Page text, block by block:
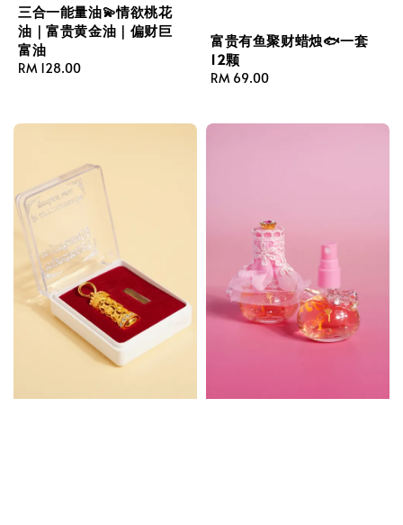
三合一能量油💫情欲桃花
油｜富贵黄金油｜偏财巨
富油
Regular
RM 128.00
富贵有鱼聚财蜡烛🐟一套
12颗
Regular
RM 69.00